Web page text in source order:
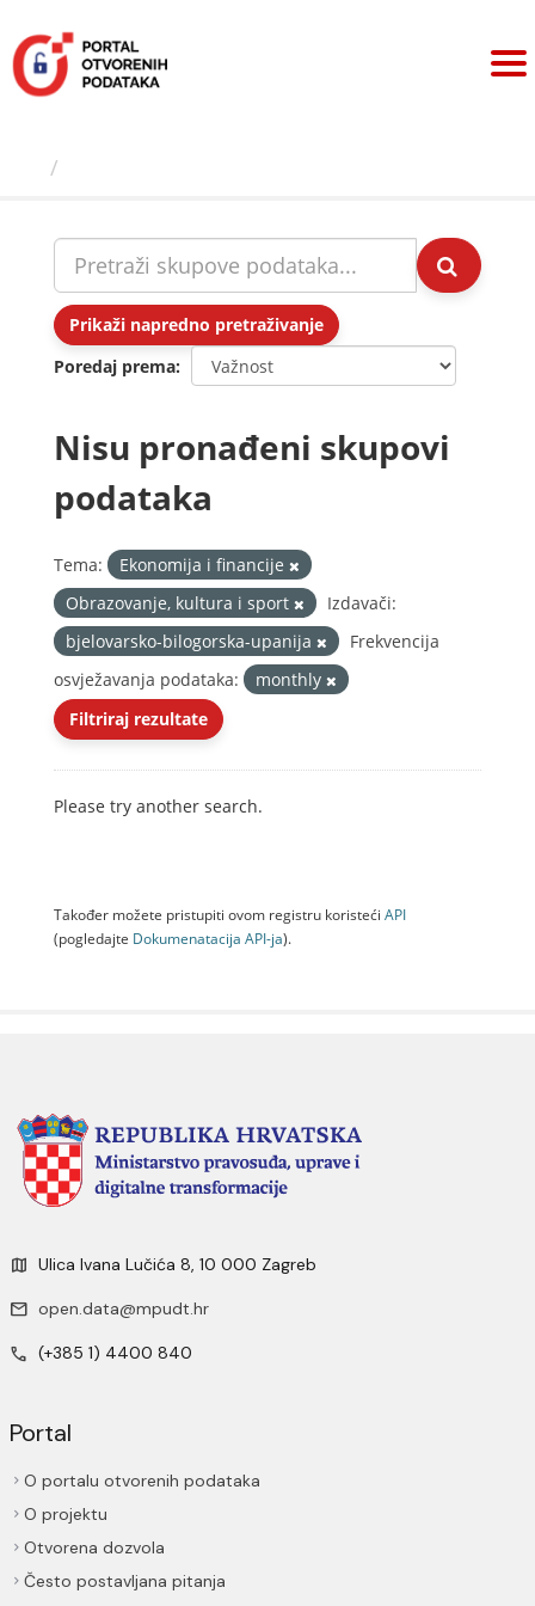
sadržaj
Prikaži napredno pretraživanje
Poredaj prema
Nisu pronađeni skupovi
podataka
Tema:
Ekonomija i financije
Obrazovanje, kultura i sport
Izdavači:
bjelovarsko-bilogorska-upanija
Frekvencija
osvježavanja podataka:
monthly
Filtriraj rezultate
Please try another search.
Također možete pristupiti ovom registru koristeći API
(pogledajte Dokumenаtаcijа API-jа).